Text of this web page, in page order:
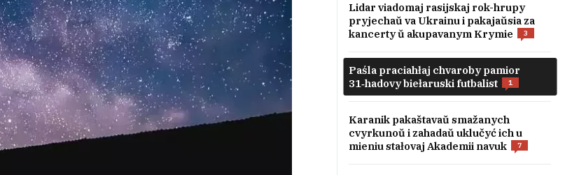
Lidar viadomaj rasijskaj rok-hrupy
pryjechaŭ va Ukrainu i pakajaŭsia za
kancerty ŭ akupavanym Krymie
3
Paśla praciahłaj chvaroby pamior
31‑hadovy biełaruski futbalist
1
Karanik pakaštavaŭ smažanych
cvyrkunoŭ i zahadaŭ uklučyć ich u
mieniu stałovaj Akademii navuk
7